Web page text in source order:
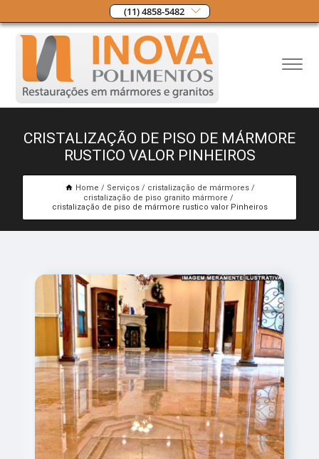
(11) 4858-5482
CRISTALIZAÇÃO DE PISO DE MÁRMORE
RUSTICO VALOR PINHEIROS
Home Serviços
cristalização de mármores
cristalização de piso granito mármore
cristalização de piso de mármore rustico valor Pinheiros